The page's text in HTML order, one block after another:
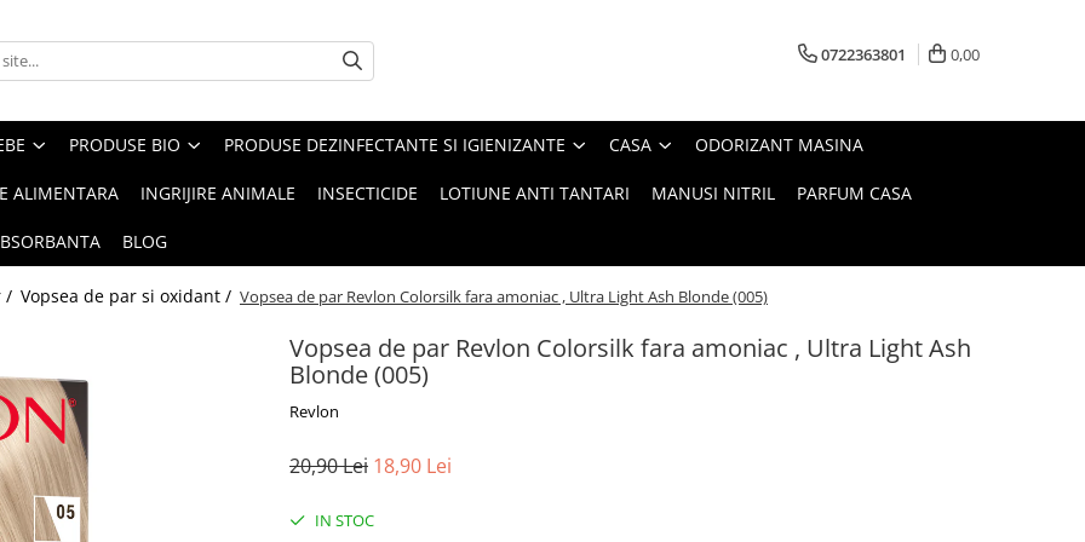
0722363801 0,00
PRODUSE BIO PRODUSE DEZINFECTANTE SI IGIENIZANTE CASA ODORIZANT MASINA
ALIMENTARA INGRIJIRE ANIMALE INSECTICIDE LOTIUNE ANTI TANTARI MANUSI NITRIL PARFUM CASA
BLOG
/ Vopsea de par si oxidant / Vopsea de par Revlon Colorsilk fara amoniac , Ultra Light Ash Blonde (005)
Vopsea de par Revlon Colorsilk fara amoniac , Ultra Light Ash
Blonde (005)
Revlon
20,90 Lei 18,90 Lei
IN STOC